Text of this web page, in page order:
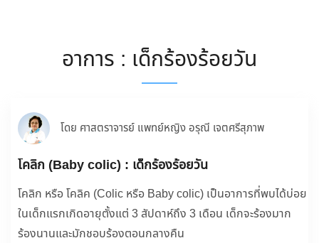
อาการ : เด็กร้องร้อยวัน
โดย ศาสตราจารย์ แพทย์หญิง อรุณี เจตศรีสุภาพ
โคลิก (Baby colic) : เด็กร้องร้อยวัน
โคลิก หรือ โคลิค (Colic หรือ Baby colic) เป็นอาการที่พบได้บ่อย
ในเด็กแรกเกิดอายุตั้งแต่ 3 สัปดาห์ถึง 3 เดือน เด็กจะร้องมาก
ร้องนานและมักชอบร้องตอนกลางคืน